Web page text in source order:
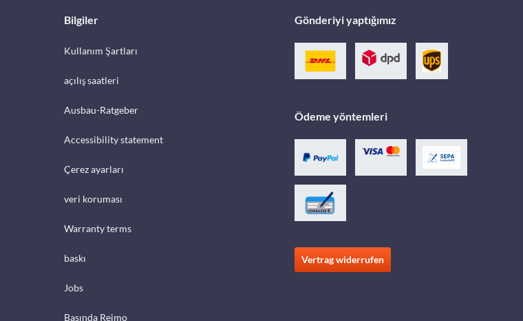
Bilgiler
Kullanım Şartları
açılış saatleri
Ausbau-Ratgeber
Accessibility statement
Çerez ayarları
veri koruması
Warranty terms
baskı
Jobs
Basında Reimo
Gönderiyi yaptığımız
Ödeme yöntemleri
Vertrag widerrufen